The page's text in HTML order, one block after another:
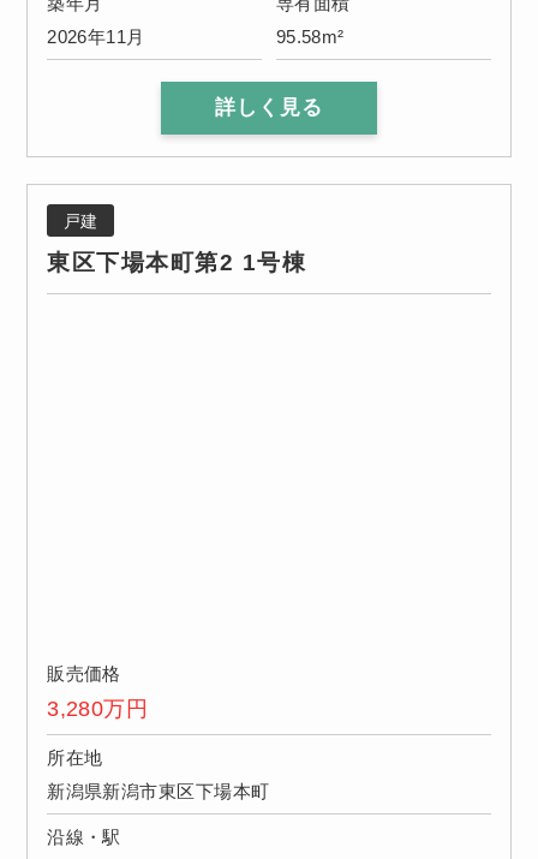
2026年11月
95.58m²
詳しく見る
戸建
東区下場本町第2 1号棟
販売価格
3,280万円
所在地
新潟県新潟市東区下場本町
沿線・駅